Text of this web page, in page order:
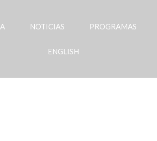
NOTICIAS PROGRAMAS
ENGLISH